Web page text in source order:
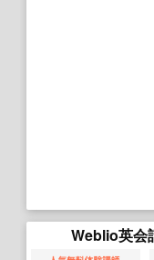
Weblio英会